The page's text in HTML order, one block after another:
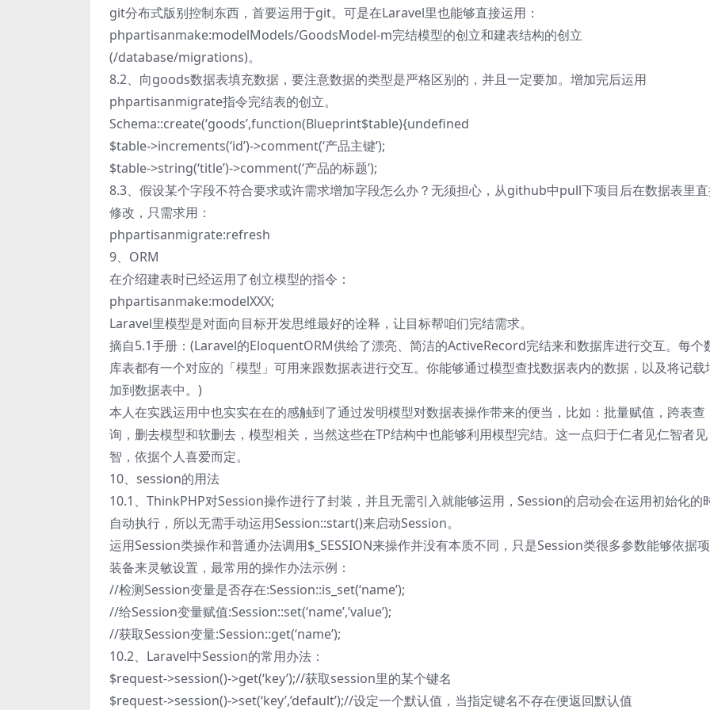
git分布式版别控制东西，首要运用于git。可是在Laravel里也能够直接运用：
phpartisanmake:modelModels/GoodsModel-m完结模型的创立和建表结构的创立
(/database/migrations)。
8.2、向goods数据表填充数据，要注意数据的类型是严格区别的，并且一定要加。增加完后运用
phpartisanmigrate指令完结表的创立。
Schema::create(‘goods’,function(Blueprint$table){undefined
$table->increments(‘id’)->comment(‘产品主键’);
$table->string(‘title’)->comment(‘产品的标题’);
8.3、假设某个字段不符合要求或许需求增加字段怎么办？无须担心，从github中pull下项目后在数据表里
修改，只需求用：
phpartisanmigrate:refresh
9、ORM
在介绍建表时已经运用了创立模型的指令：
phpartisanmake:modelXXX;
Laravel里模型是对面向目标开发思维最好的诠释，让目标帮咱们完结需求。
摘自5.1手册：(Laravel的EloquentORM供给了漂亮、简洁的ActiveRecord完结来和数据库进行交互。每个
库表都有一个对应的「模型」可用来跟数据表进行交互。你能够通过模型查找数据表内的数据，以及将记载
加到数据表中。)
本人在实践运用中也实实在在的感触到了通过发明模型对数据表操作带来的便当，比如：批量赋值，跨表查
询，删去模型和软删去，模型相关，当然这些在TP结构中也能够利用模型完结。这一点归于仁者见仁智者见
智，依据个人喜爱而定。
10、session的用法
10.1、ThinkPHP对Session操作进行了封装，并且无需引入就能够运用，Session的启动会在运用初始化的
自动执行，所以无需手动运用Session::start()来启动Session。
运用Session类操作和普通办法调用$_SESSION来操作并没有本质不同，只是Session类很多参数能够依据
装备来灵敏设置，最常用的操作办法示例：
//检测Session变量是否存在:Session::is_set(‘name’);
//给Session变量赋值:Session::set(‘name’,’value’);
//获取Session变量:Session::get(‘name’);
10.2、Laravel中Session的常用办法：
$request->session()->get(‘key’);//获取session里的某个键名
$request->session()->set(‘key’,’default’);//设定一个默认值，当指定键名不存在便返回默认值